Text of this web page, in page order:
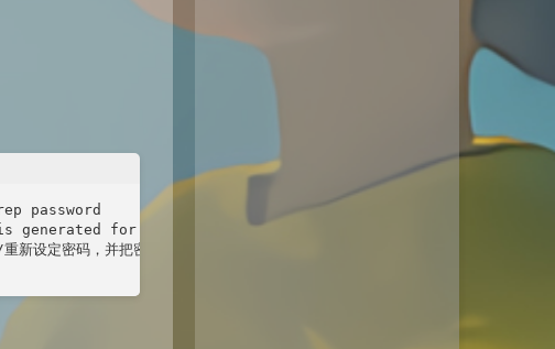
password
for root@localhost: KbVXiHlul3:> //查看初始密码，下方需
密码，并把密码设置为Password123$